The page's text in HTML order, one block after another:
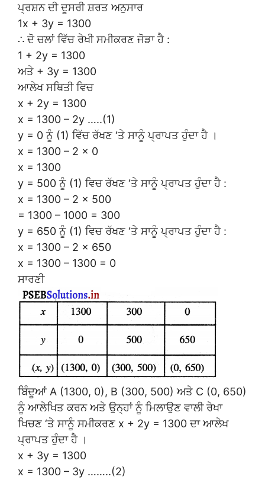
ਪ੍ਰਸ਼ਨ ਦੀ ਦੂਸਰੀ ਸ਼ਰਤ ਅਨੁਸਾਰ
1x + 3y = 1300
∴ ਦੋ ਚਲਾਂ ਵਿੱਚ ਰੇਖੀ ਸਮੀਕਰਣ ਜੋੜਾ ਹੈ :
1 + 2y = 1300
ਅਤੇ + 3y = 1300
ਆਲੇਖ ਸਥਿਤੀ ਵਿਚ
x + 2y = 1300
x = 1300 – 2y …..(1)
y = 0 ਨੂੰ (1) ਵਿੱਚ ਰੱਖਣ ‘ਤੇ ਸਾਨੂੰ ਪ੍ਰਾਪਤ ਹੁੰਦਾ ਹੈ ।
x = 1300 – 2 × 0
x = 1300
y = 500 ਨੂੰ (1) ਵਿਚ ਰੱਖਣ ‘ਤੇ ਸਾਨੂੰ ਪ੍ਰਾਪਤ ਹੁੰਦਾ ਹੈ :
x = 1300 – 2 × 500
= 1300 – 1000 = 300
y = 650 ਨੂੰ (1) ਵਿਚ ਰੱਖਣ ‘ਤੇ ਸਾਨੂੰ ਪ੍ਰਾਪਤ ਹੁੰਦਾ ਹੈ :
x = 1300 – 2 × 650
x = 1300 – 1300 = 0
ਸਾਰਣੀ
ਬਿੰਦੂਆਂ A (1300, 0), B (300, 500) ਅਤੇ C (0, 650)
ਨੂੰ ਆਲੇਖਿਤ ਕਰਨ ਅਤੇ ਉਨ੍ਹਾਂ ਨੂੰ ਮਿਲਾਉਣ ਵਾਲੀ ਰੇਖਾ
ਖਿਚਣ ‘ਤੇ ਸਾਨੂੰ ਸਮੀਕਰਣ x + 2y = 1300 ਦਾ ਆਲੇਖ
ਪ੍ਰਾਪਤ ਹੁੰਦਾ ਹੈ ।
x + 3y = 1300
x = 1300 – 3y ……..(2)